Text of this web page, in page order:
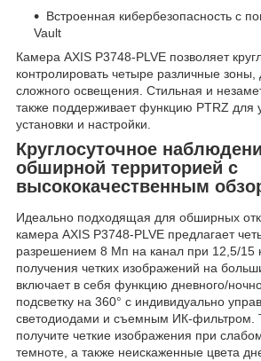
Встроенная кибербезопасность с
Vault
Камера AXIS P3748-PLVE позволяет
контролировать четыре различные зоны,
сложного освещения. Стильная и
также поддерживает функцию PTRZ для
установки и настройки.
Круглосуточное
обширной территорией с
высококачественным
Идеально подходящая для обширных
камера AXIS P3748-PLVE предлагает
разрешением 8 Мп на канал при 12,5/15
получения четких изображений на
включает в себя функцию дневного/
подсветку на 360° с индивидуально
светодиодами и съемным ИК-фильтром.
получите четкие изображения при
темноте, а также неискаженные цвета